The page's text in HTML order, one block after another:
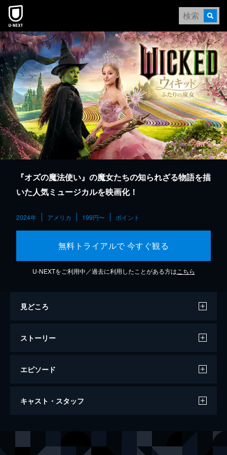
本文へスキップ
『オズの魔法使い』の魔女たちの知られざる物語を描
いた人気ミュージカルを映画化！
2024年 アメリカ 199円〜 ポイント
無料トライアルで 今すぐ観る
U-NEXTをご利用中／過去に利用したことがある方は こちら
見どころ
ストーリー
エピソード
ウィキッド ふたりの魔女
キャスト・スタッフ